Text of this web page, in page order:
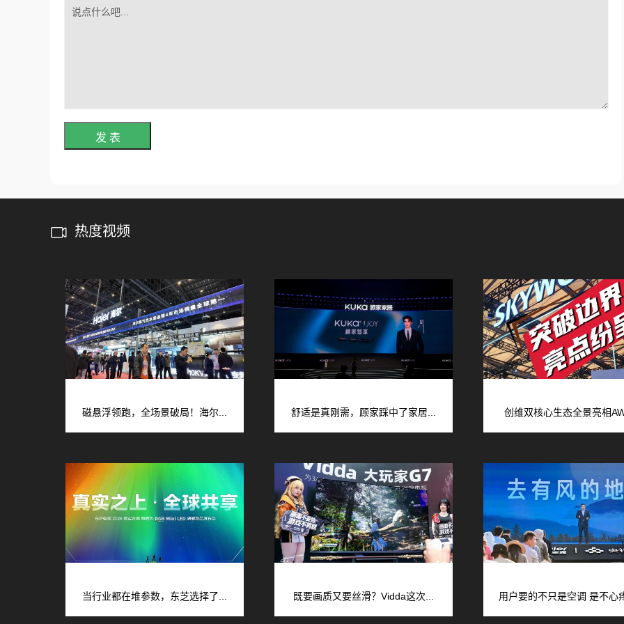
发 表
热度视频
磁悬浮领跑，全场景破局！海尔... 舒适是真刚需，顾家踩中了家居... 创维双核心生态全景亮相
当行业都在堆参数，东芝选择了... 既要画质又要丝滑？Vidda这次... 用户要的不只是空调 是不心